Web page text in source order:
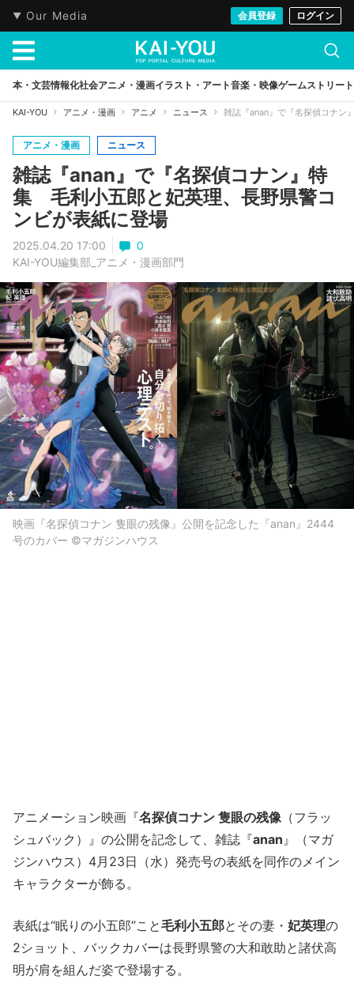
Our Media 会員登録 ログイン
本・文芸情報化社会アニメ・漫画イラスト・アート音楽・映像ゲームストリート
KAI-YOU アニメ・漫画 アニメ ニュース 雑誌『anan』で『名探偵コナン
アニメ・漫画 ニュース
雑誌『anan』で『名探偵コナン』特
集 毛利小五郎と妃英理、長野県警コ
ンビが表紙に登場
2025.04.20 17:00
0
KAI-YOU編集部_アニメ・漫画部門
映画『名探偵コナン 隻眼の残像』公開を記念した『anan』2444
号のカバー ©︎マガジンハウス
アニメーション映画『名探偵コナン 隻眼の残像 （フラッ
シュバック）』の公開を記念して、雑誌『anan 』（マガ
ジンハウス）4月23日（水）発売号の表紙を同作のメイン
キャラクターが飾る。
表紙は“眠りの小五郎”こと毛利小五郎とその妻・ 妃英理の
2ショット、バックカバーは長野県警の大和敢助と諸伏高
明が肩を組んだ姿で登場する。